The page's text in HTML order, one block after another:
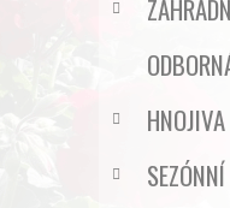
HNOJIVA